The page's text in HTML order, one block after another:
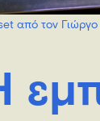
από τον